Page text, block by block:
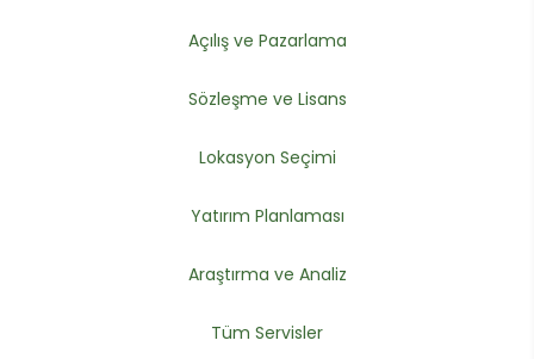
Açılış ve Pazarlama
Sözleşme ve Lisans
Lokasyon Seçimi
Yatırım Planlaması
Araştırma ve Analiz
Tüm Servisler